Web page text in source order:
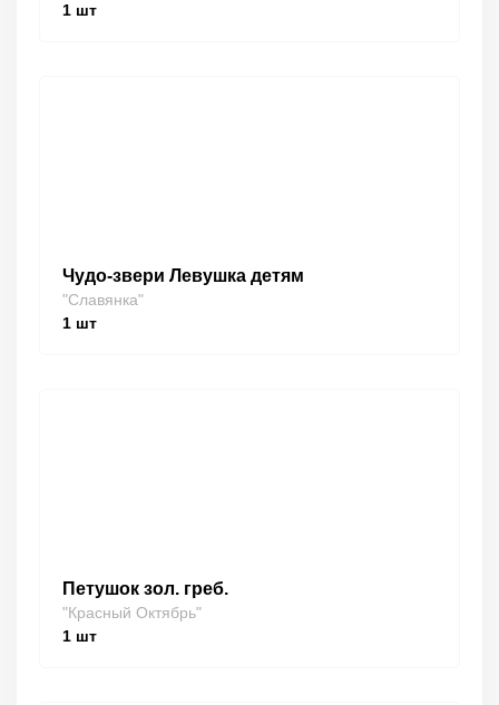
1 шт
Чудо-звери Левушка детям
"Славянка"
1 шт
Петушок зол. греб.
"Красный Октябрь"
1 шт